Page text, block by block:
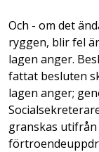
Och - om det
ryggen, blir fel
lagen anger.
fattat besluten
lagen anger;
granskas